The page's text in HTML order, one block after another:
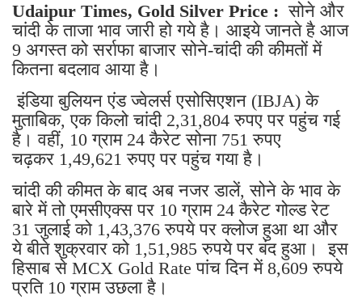
Udaipur Times, Gold Silver Price : सोने और
चांदी के ताजा भाव जारी हो गये है। आइये जानते है आज
9 अगस्त को सर्राफा बाजार सोने-चांदी की कीमतों में
कितना बदलाव आया है।
इंडिया बुलियन एंड ज्वेलर्स एसोसिएशन (IBJA) के
मुताबिक, एक किलो चांदी 2,31,804 रुपए पर पहुंच गई
है। वहीं, 10 ग्राम 24 कैरेट सोना 751 रुपए
चढ़कर 1,49,621 रुपए पर पहुंच गया है।
चांदी की कीमत के बाद अब नजर डालें, सोने के भाव के
बारे में तो एमसीएक्स पर 10 ग्राम 24 कैरेट गोल्ड रेट
31 जुलाई को 1,43,376 रुपये पर क्लोज हुआ था और
ये बीते शुक्रवार को 1,51,985 रुपये पर बंद हुआ। इस
हिसाब से MCX Gold Rate पांच दिन में 8,609 रुपये
प्रति 10 ग्राम उछला है।